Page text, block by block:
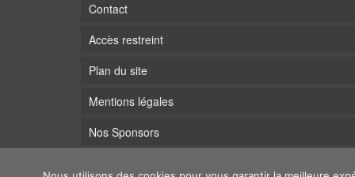
Contact
Accès restreint
Plan du site
Mentions légales
Nos Sponsors